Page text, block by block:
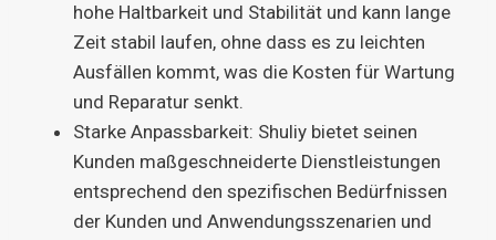
hohe Haltbarkeit und Stabilität und kann lange
Zeit stabil laufen, ohne dass es zu leichten
Ausfällen kommt, was die Kosten für Wartung
und Reparatur senkt.
Starke Anpassbarkeit: Shuliy bietet seinen
Kunden maßgeschneiderte Dienstleistungen
entsprechend den spezifischen Bedürfnissen
der Kunden und Anwendungsszenarien und